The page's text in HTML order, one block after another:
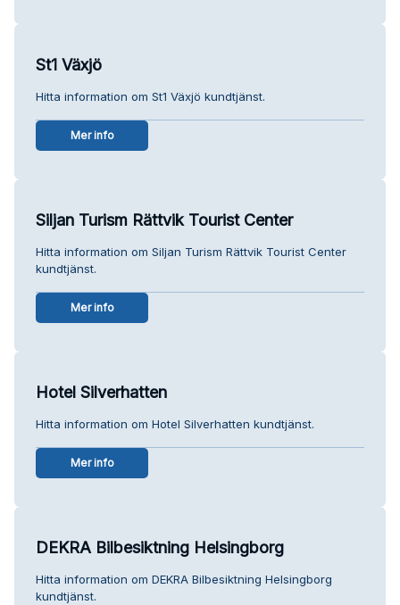
St1 Växjö
Hitta information om St1 Växjö kundtjänst.
Mer info
Siljan Turism Rättvik Tourist Center
Hitta information om Siljan Turism Rättvik Tourist Center
kundtjänst.
Mer info
Hotel Silverhatten
Hitta information om Hotel Silverhatten kundtjänst.
Mer info
DEKRA Bilbesiktning Helsingborg
Hitta information om DEKRA Bilbesiktning Helsingborg
kundtjänst.